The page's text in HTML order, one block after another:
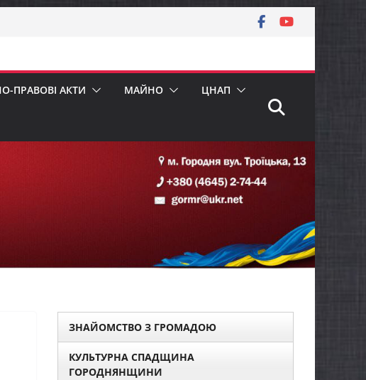
ПРАВОВІ АКТИ МАЙНО ЦНАП
ЗНАЙОМСТВО З ГРОМАДОЮ
КУЛЬТУРНА СПАДЩИНА
ГОРОДНЯНЩИНИ